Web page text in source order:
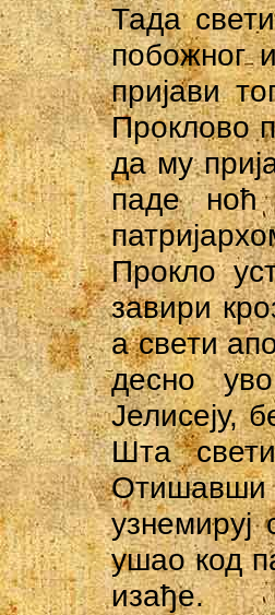
Тада
побожног
пријави
Проклово
да му
паде
Прокло
завири
а свети
десно
Јелисеју,
Шта
ушао код
изађе.